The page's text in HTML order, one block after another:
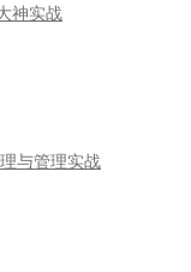
神实战
理与管理实战